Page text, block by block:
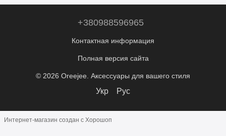
+380988596965
Контактная информация
Полная версия сайта
© 2026 Oreejee. Аксессуары для вашего стиля
Укр Рус
Интернет-магазин создан с Хорошоп